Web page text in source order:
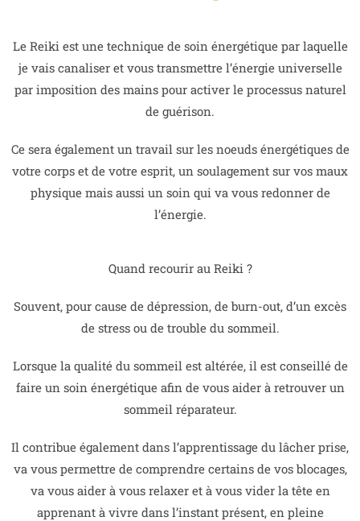
Le Reiki est une technique de soin énergétique par laquelle
je vais canaliser et vous transmettre l’énergie universelle
par imposition des mains pour activer le processus naturel
de guérison.
Ce sera également un travail sur les noeuds énergétiques de
votre corps et de votre esprit, un soulagement sur vos maux
physique mais aussi un soin qui va vous redonner de
l’énergie.
Quand recourir au Reiki ?
Souvent, pour cause de dépression, de burn-out, d’un excès
de stress ou de trouble du sommeil.
Lorsque la qualité du sommeil est altérée, il est conseillé de
faire un soin énergétique afin de vous aider à retrouver un
sommeil réparateur.
Il contribue également dans l’apprentissage du lâcher prise,
va vous permettre de comprendre certains de vos blocages,
va vous aider à vous relaxer et à vous vider la tête en
apprenant à vivre dans l’instant présent, en pleine